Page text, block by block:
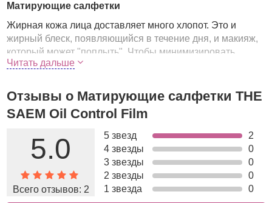
Матирующие салфетки
Жирная кожа лица доставляет много хлопот. Это и
жирный блеск, появляющийся в течение дня, и макияж,
который может "поплыть". Чтобы минимизировать
выделение кожного жира и его воздействие на макияж,
Небольшая компактная упаковка, которая будет всегда
под рукой, позволит поддерживать макияж безупречным
излишки кожного сала, устраняя жирный блеск.
Уникальная микропористая бумага-пленка быстро
впитывает излишки кожного жира, не раздражая при
этом кожу и не смазывая макияж. Натуральный состав
таких салфеток оберегает кожу от закупоривания пор.
Читать дальше
Отзывы о Матирующие салфетки THE
SAEM Oil Control Film
5.0
Всего отзывов: 2
5 звезд
2
4 звезды
0
3 звезды
0
2 звезды
0
1 звезда
0